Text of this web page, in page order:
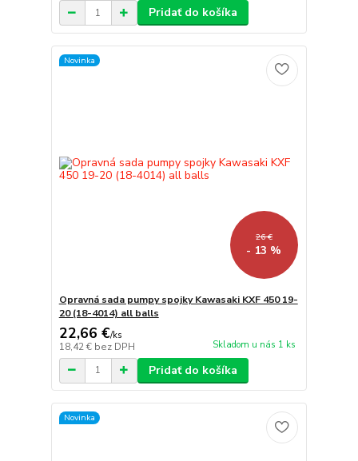
Pridať do košíka
Novinka
26 €
- 13 %
Opravná sada pumpy spojky Kawasaki KXF 450 19-
20 (18-4014) all balls
22,66 €/ks
18,42 € bez DPH Skladom u nás 1 ks
Pridať do košíka
Novinka